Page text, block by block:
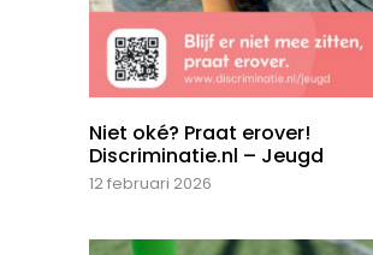
Niet oké? Praat erover!
Discriminatie.nl – Jeugd
12 februari 2026